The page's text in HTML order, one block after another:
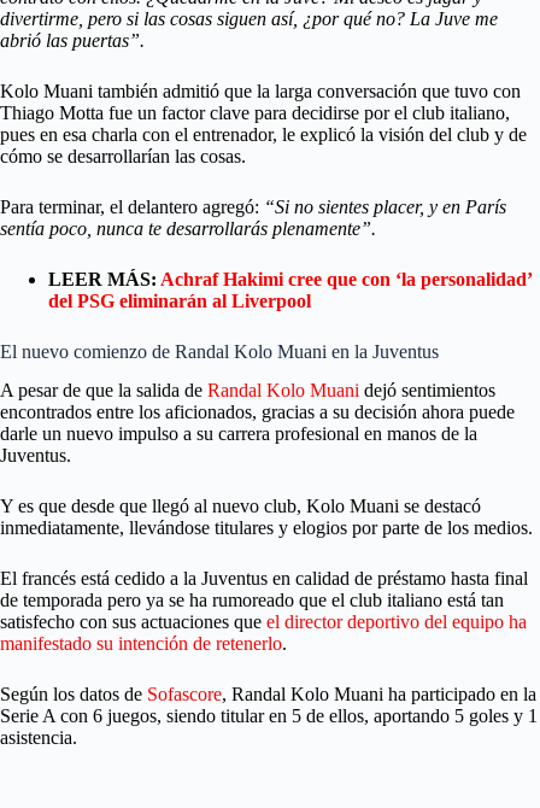
divertirme, pero si las cosas siguen así, ¿por qué no? La Juve me
abrió las puertas”.
Kolo Muani también admitió que la larga conversación que tuvo con
Thiago Motta fue un factor clave para decidirse por el club italiano,
pues en esa charla con el entrenador, le explicó la visión del club y de
cómo se desarrollarían las cosas.
Para terminar, el delantero agregó: “Si no sientes placer, y en París
sentía poco, nunca te desarrollarás plenamente”.
LEER MÁS: Achraf Hakimi cree que con ‘la personalidad’
del PSG eliminarán al Liverpool
El nuevo comienzo de Randal Kolo Muani en la Juventus
A pesar de que la salida de Randal Kolo Muani dejó sentimientos
encontrados entre los aficionados, gracias a su decisión ahora puede
darle un nuevo impulso a su carrera profesional en manos de la
Juventus.
Y es que desde que llegó al nuevo club, Kolo Muani se destacó
inmediatamente, llevándose titulares y elogios por parte de los medios.
El francés está cedido a la Juventus en calidad de préstamo hasta final
de temporada pero ya se ha rumoreado que el club italiano está tan
satisfecho con sus actuaciones que el director deportivo del equipo ha
manifestado su intención de retenerlo.
Según los datos de Sofascore, Randal Kolo Muani ha participado en la
Serie A con 6 juegos, siendo titular en 5 de ellos, aportando 5 goles y 1
asistencia.